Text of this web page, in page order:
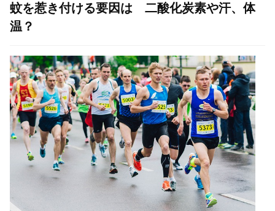
蚊を惹き付ける要因は 二酸化炭素や汗、体
温？